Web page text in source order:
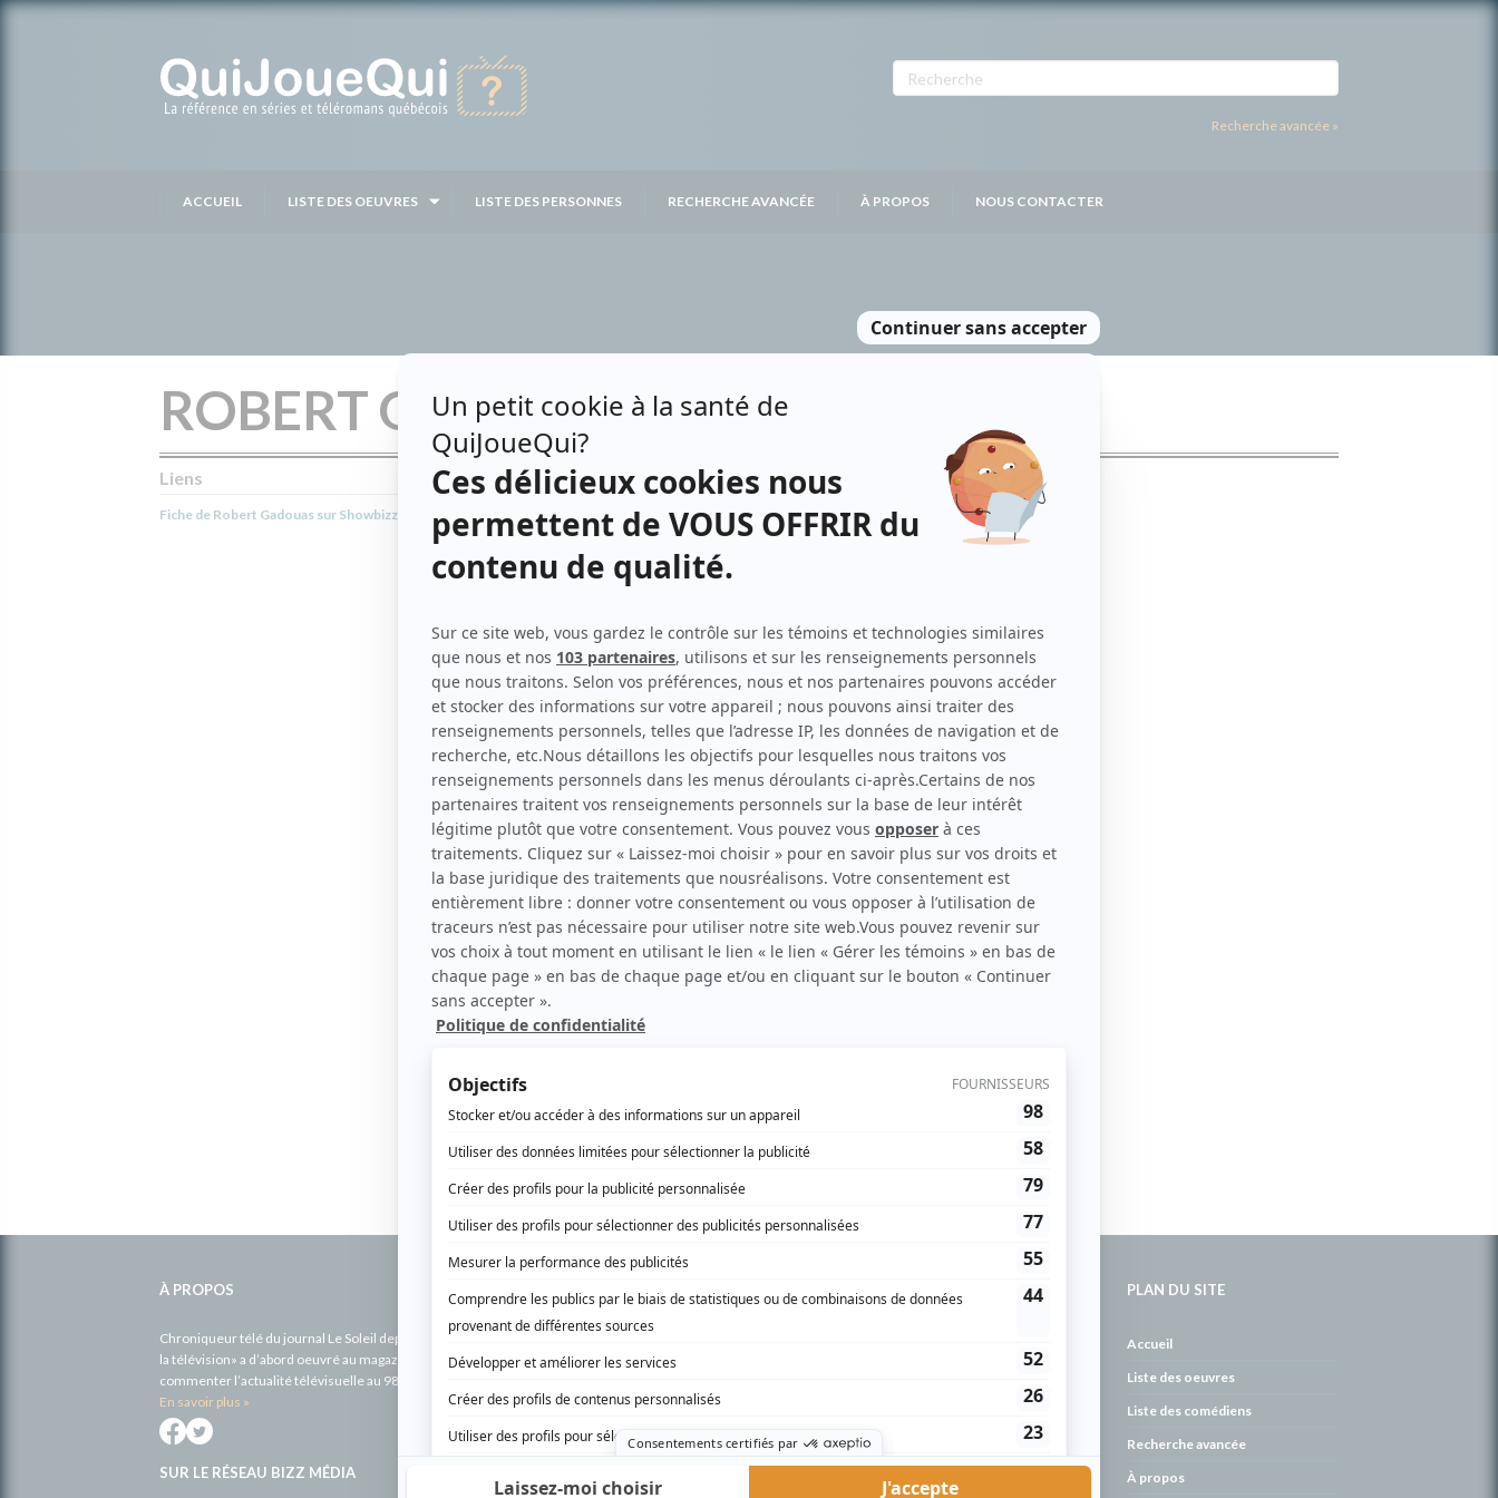
Recherche avancée »
ACCUEIL LISTE DES OEUVRES LISTE DES PERSONNES RECHERCHE AVANCÉE À PROPOS NOUS CONTACTER
ROBERT GADOUAS
Liens
Fiche de Robert Gadouas sur Showbizz.net
Personnages
Mr. Blake (William Blake
Au-dessus de tout(Fernand Gervais
Quatuor: La tenue de soirée est de rigueur( Alain)
La pension Velder(Alexis Velder)
La lanterne magique
Rôle inconnu
Quatuor: Élise Velder
Alexis Velder)
Le téléthéâtre: La puissance et la gloire(Le métis )
Pinocchio (Rôle inconnu)
Quatuor: Le fils du bedeau(Roméo Thérien)
Anne-Marie(La voix)
14, rue de Galais
)
Malborough s'en va-t-en guerre( Howard )
L'hermine( Frantz)
La lettre( Rôle inconnu)
À PROPOS
Chroniqueur télé du journal Le Soleil depuis 2001, Richard Therrien carbure à son petit écran. Celui qu’on surnomme parfois «l’encyclopédie de
la télévision» a d’abord oeuvré au magazine TV Hebdo de 1996 à 2001. Sa spécialité: la télé québécoise. On peut l’entendre régulièrement
commenter l’actualité télévisuelle au 98,5.
En savoir plus »
SUR LE RÉSEAU BIZZ MÉDIA
PLAN DU SITE
Accueil
Liste des oeuvres
Liste des comédiens
Recherche avancée
À propos